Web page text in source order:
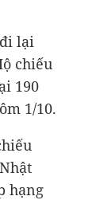
lại
chiếu
190
1/10.
hạng